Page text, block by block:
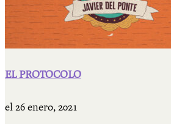
EL PROTOCOLO
el 26 enero, 2021